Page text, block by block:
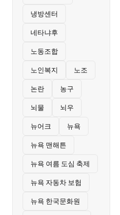
냉방센터
네타냐후
노동조합
노인복지 노조
논란 농구
뇌물 뇌우
뉴어크 뉴욕
뉴욕 맨해튼
뉴욕 여름 도심 축제
뉴욕 자동차 보험
뉴욕 한국문화원